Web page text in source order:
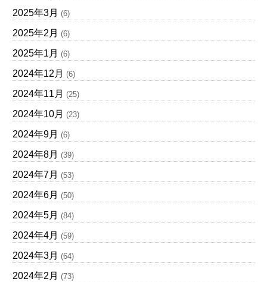
2025年3月 (6)
2025年2月 (6)
2025年1月 (6)
2024年12月 (6)
2024年11月 (25)
2024年10月 (23)
2024年9月 (6)
2024年8月 (39)
2024年7月 (53)
2024年6月 (50)
2024年5月 (84)
2024年4月 (59)
2024年3月 (64)
2024年2月 (73)